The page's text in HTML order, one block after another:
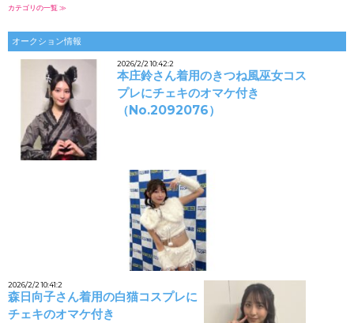
カテゴリの一覧 ≫
オークション情報
2026/2/2 10:42:2
本庄鈴さん着用のきつね風巫女コス
プレにチェキのオマケ付き
（No.2092076）
2026/2/2 10:41:2
森日向子さん着用の白猫コスプレに
チェキのオマケ付き